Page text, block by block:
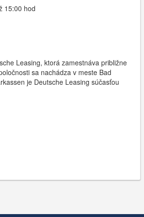
15:00 hod
Leasing, ktorá zamestnáva približne
sa nachádza v meste Bad
je Deutsche Leasing súčasťou